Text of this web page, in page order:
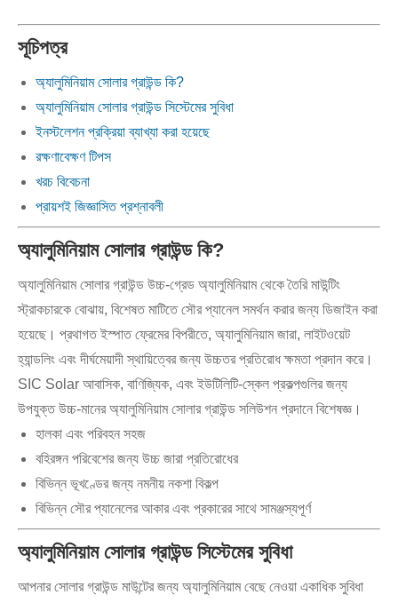
সূচিপত্র
অ্যালুমিনিয়াম সোলার গ্রাউন্ড কি?
অ্যালুমিনিয়াম সোলার গ্রাউন্ড সিস্টেমের সুবিধা
ইনস্টলেশন প্রক্রিয়া ব্যাখ্যা করা হয়েছে
রক্ষণাবেক্ষণ টিপস
খরচ বিবেচনা
প্রায়শই জিজ্ঞাসিত প্রশ্নাবলী
অ্যালুমিনিয়াম সোলার গ্রাউন্ড কি?
অ্যালুমিনিয়াম সোলার গ্রাউন্ড উচ্চ-গ্রেড অ্যালুমিনিয়াম থেকে তৈরি মাউন্টিং
স্ট্রাকচারকে বোঝায়, বিশেষত মাটিতে সৌর প্যানেল সমর্থন করার জন্য ডিজাইন করা
হয়েছে। প্রথাগত ইস্পাত ফ্রেমের বিপরীতে, অ্যালুমিনিয়াম জারা, লাইটওয়েট
হ্যান্ডলিং এবং দীর্ঘমেয়াদী স্থায়িত্বের জন্য উচ্চতর প্রতিরোধ ক্ষমতা প্রদান করে।
SIC Solar আবাসিক, বাণিজ্যিক, এবং ইউটিলিটি-স্কেল প্রকল্পগুলির জন্য
উপযুক্ত উচ্চ-মানের অ্যালুমিনিয়াম সোলার গ্রাউন্ড সলিউশন প্রদানে বিশেষজ্ঞ।
হালকা এবং পরিবহন সহজ
বহিরঙ্গন পরিবেশের জন্য উচ্চ জারা প্রতিরোধের
বিভিন্ন ভূখণ্ডের জন্য নমনীয় নকশা বিকল্প
বিভিন্ন সৌর প্যানেলের আকার এবং প্রকারের সাথে সামঞ্জস্যপূর্ণ
অ্যালুমিনিয়াম সোলার গ্রাউন্ড সিস্টেমের সুবিধা
আপনার সোলার গ্রাউন্ড মাউন্টের জন্য অ্যালুমিনিয়াম বেছে নেওয়া একাধিক সুবিধা